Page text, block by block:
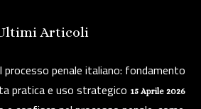
Articoli
penale italiano: fondamento
pratica e uso strategico 15 Aprile 2026